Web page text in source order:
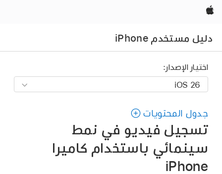
Apple‏
دليل مستخدم iPhone
اختيار الإصدار:
جدول المحتويات
تسجيل فيديو في نمط
سينمائي باستخدام كاميرا
iPhone